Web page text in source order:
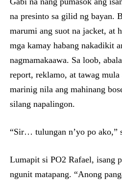
na presinto sa gilid ng bayan.
marumi ang suot na jacket, at
mga kamay habang nakadikit
nagmamakaawa. Sa loob,
report, reklamo, at tawag
marinig nila ang mahinang
silang napalingon.
“Sir… tulungan n’yo po ako,”
Lumapit si PO2 Rafael, isang
ngunit matapang. “Anong